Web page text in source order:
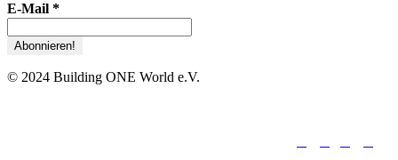
E-Mail *
© 2024 Building ONE World e.V.